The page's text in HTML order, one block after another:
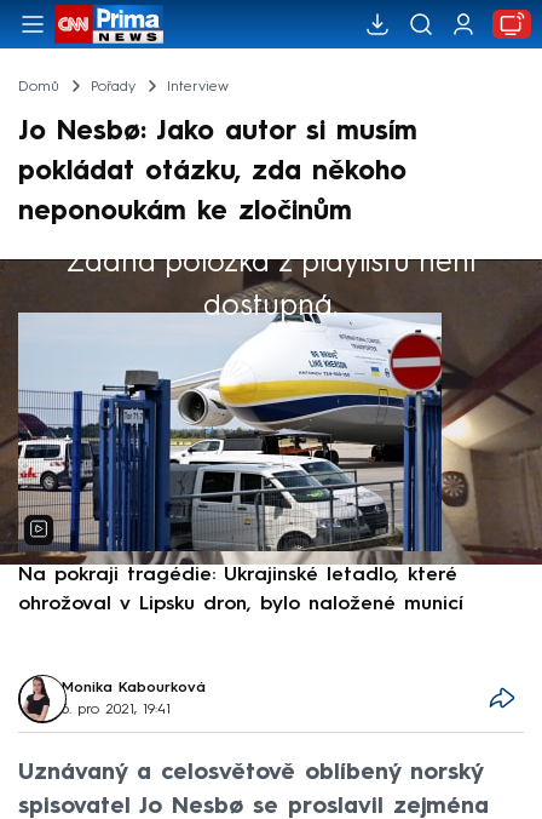
Domů Pořady Interview
Jo Nesbø: Jako autor si musím
pokládat otázku, zda někoho
neponoukám ke zločinům
Žádná položka z playlistu není
dostupná.
Výběr redakce
Na pokraji tragédie: Ukrajinské letadlo, které
ohrožoval v Lipsku dron, bylo naložené municí
Monika Kabourková
6. pro 2021, 19:41
Uznávaný a celosvětově oblíbený norský
spisovatel Jo Nesbø se proslavil zejména